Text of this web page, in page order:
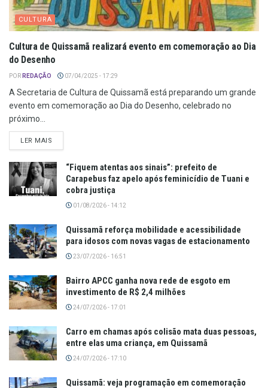
CULTURA
Cultura de Quissamã realizará evento em comemoração ao Dia
do Desenho
POR REDAÇÃO 07/04/2025 - 17:29
A Secretaria de Cultura de Quissamã está preparando um grande
evento em comemoração ao Dia do Desenho, celebrado no
próximo...
LER MAIS
“Fiquem atentas aos sinais”: prefeito de
Carapebus faz apelo após feminicídio de Tuani e
cobra justiça
01/08/2026 - 14:12
Quissamã reforça mobilidade e acessibilidade
para idosos com novas vagas de estacionamento
23/07/2026 - 16:51
Bairro APCC ganha nova rede de esgoto em
investimento de R$ 2,4 milhões
24/07/2026 - 17:01
Carro em chamas após colisão mata duas pessoas,
entre elas uma criança, em Quissamã
24/07/2026 - 17:10
Quissamã: veja programação em comemoração